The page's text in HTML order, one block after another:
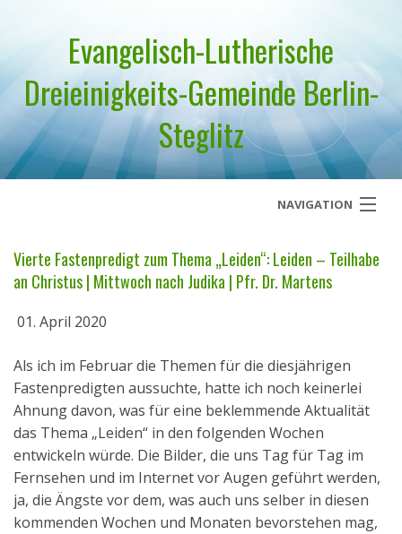
Evangelisch-Lutherische
Dreieinigkeits-Gemeinde Berlin-
Steglitz
NAVIGATION
Über uns
Geistliches Wort
Termine
Aktuelles
Kontakt
English
Vierte Fastenpredigt zum Thema „Leiden“: Leiden – Teilhabe
an Christus | Mittwoch nach Judika | Pfr. Dr. Martens
01. April 2020
Als ich im Februar die Themen für die diesjährigen
Fastenpredigten aussuchte, hatte ich noch keinerlei
Ahnung davon, was für eine beklemmende Aktualität
das Thema „Leiden“ in den folgenden Wochen
entwickeln würde. Die Bilder, die uns Tag für Tag im
Fernsehen und im Internet vor Augen geführt werden,
ja, die Ängste vor dem, was auch uns selber in diesen
kommenden Wochen und Monaten bevorstehen mag,